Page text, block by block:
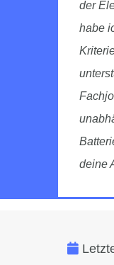
der
habe
deine